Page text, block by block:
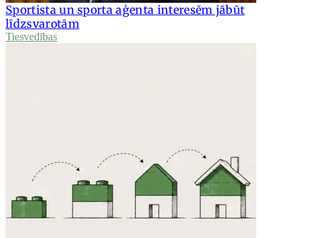
Sportista un sporta aģenta interesēm jābūt
līdzsvarotām
Tiesvedības